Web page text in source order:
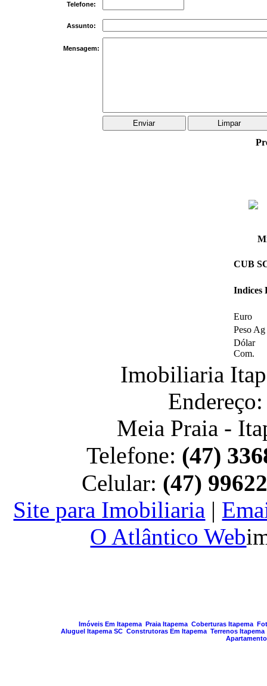
Telefone:
Assunto:
Mensagem:
CUB
Indices
Euro
Peso Ag
Dólar
Com.
Imobiliaria
Meia Praia -
Telefone: (47)
Celular: (47)
Site para Imobiliaria |
O Atlântico Web
Coberturas Itapema
Praia Itapema
Imóveis Em Itapema
Terrenos Itapema
Construtoras Em Itapema
Aluguel Itapema SC